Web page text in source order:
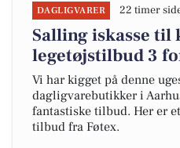
DAGLIGVARER 22 timer
Salling iskasse til
legetøjstilbud 3
Vi har kigget på denne
dagligvarebutikker i
fantastiske tilbud. Her er
tilbud fra Føtex.